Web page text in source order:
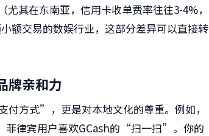
其在东南亚，信用卡收单费率往往3-4%，
额交易的数娱行业，这部分差异可以直接转
牌亲和力
方式”，更是对本地文化的尊重。例如，
菲律宾用户喜欢GCash的“扫一扫”。你的